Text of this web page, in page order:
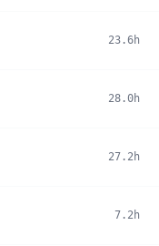
23.6h
28.0h
27.2h
7.2h